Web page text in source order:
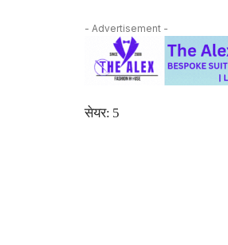
- Advertisement -
सेयर: 5